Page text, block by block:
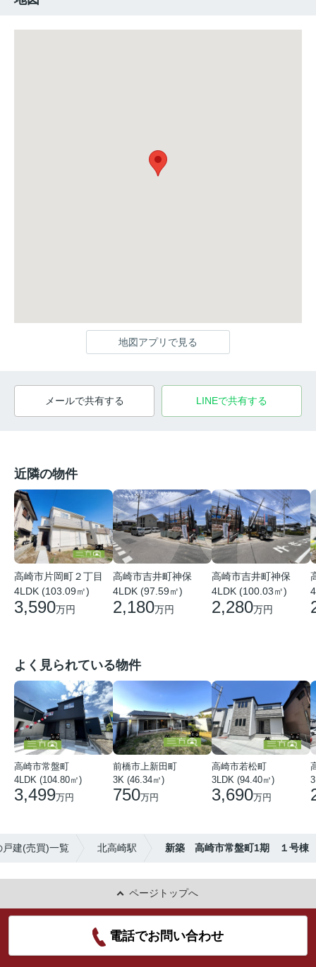
地図アプリで見る
メールで共有する LINEで共有する
近隣の物件
高崎市片岡町２丁目
4LDK (103.09㎡)
3,590万円
高崎市吉井町神保
4LDK (97.59㎡)
2,180万円
高崎市吉井町神保
4LDK (100.03㎡)
2,280万円
よく見られている物件
高崎市常盤町
4LDK (104.80㎡)
3,499万円
前橋市上新田町
3K (46.34㎡)
750万円
高崎市若松町
3LDK (94.40㎡)
3,690万円
戸建(売買)一覧 北高崎駅 新築 高崎市常盤町1期 １号棟
ページトップへ
電話でお問い合わせ